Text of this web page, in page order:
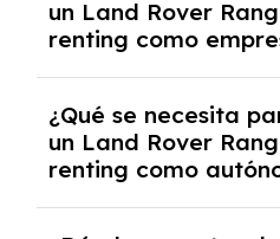
crediticia y un pago
un Land Rover
renting como
documentación
casos, un informe de
y un pago inicial.
¿Qué se necesita
un Land Rover
renting como